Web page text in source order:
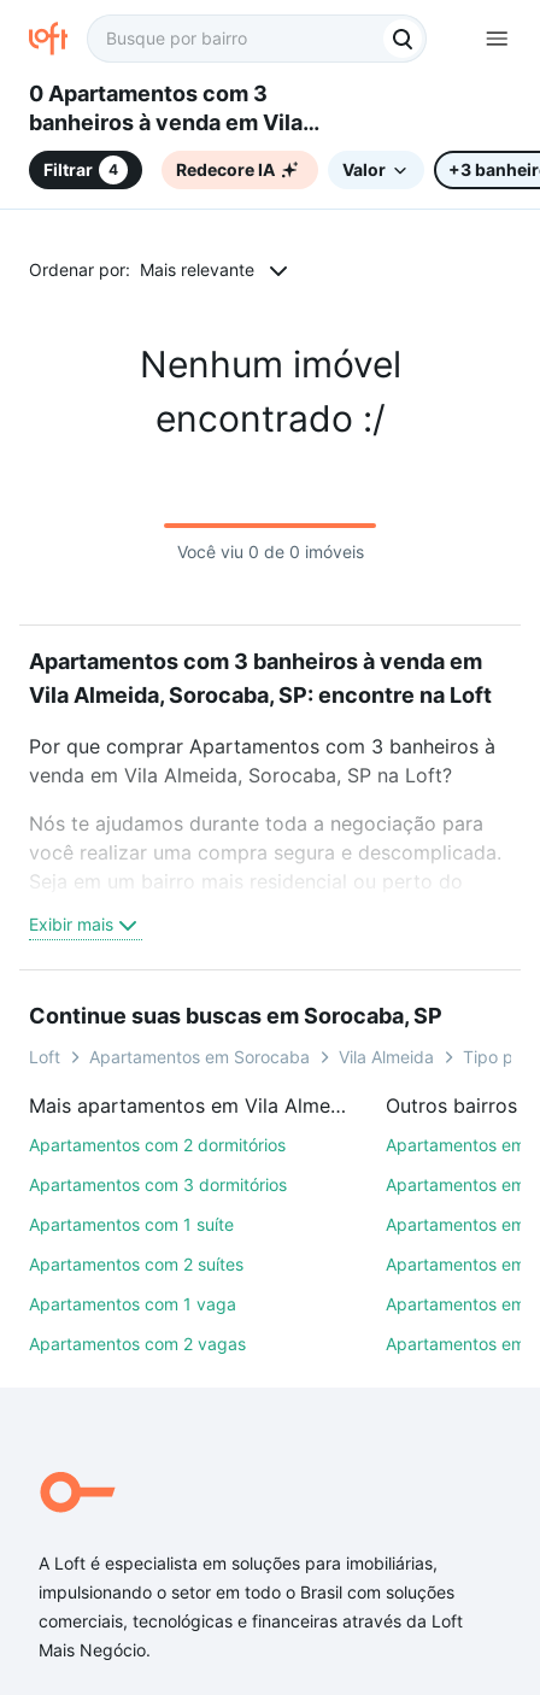
0 Apartamentos com 3
banheiros à venda em Vila
Almeida, Sorocaba, SP
Filtrar 4 Redecore IA Valor +3
Ordenar por: Mais relevante
Nenhum imóvel
encontrado :/
Você viu 0 de 0 imóveis
Apartamentos com 3 banheiros à venda em
Vila Almeida, Sorocaba, SP: encontre na Loft
Por que comprar Apartamentos com 3 banheiros à
venda em Vila Almeida, Sorocaba, SP na Loft?
Nós te ajudamos durante toda a negociação para
você realizar uma compra segura e descomplicada.
Seja em um bairro mais residencial ou perto do
oferta ideal de Apartamentos com 3 banheiros à
venda em Vila Almeida, Sorocaba, SP para
ou por videochamada, é grátis, sem compromisso e
você ainda conta com mais de 46 mil corretores e
de imóveis.
Como escolher um imóvel?
ruas, bairros e até condomínios favoritos. Você
também pode usar os filtros como quantidade de
quartos, suítes, com ou sem vaga de garagem para
comodidades, como piscina, academia, salão de
Qual o preço de Apartamentos com 3 banheiros à
venda em Vila Almeida, Sorocaba, SP?
Aqui na Loft temos a oferta ideal para você, com
Apartamentos com 3 banheiros à venda em Vila
Almeida, Sorocaba, SP que custam a partir de R$ 0
e com nossas opções de financiamento imobiliário
Exibir mais
Continue suas buscas em Sorocaba, SP
Loft Apartamentos em Sorocaba Vila Almeida Tipo
Mais apartamentos em Vila Almeida
Apartamentos com 2 dormitórios
Apartamentos com 3 dormitórios
Apartamentos com 1 suíte
Apartamentos com 2 suítes
Apartamentos com 1 vaga
Apartamentos com 2 vagas
Outros bairros
Apartamentos em
Apartamentos em
Apartamentos em
Apartamentos em
Apartamentos em
Apartamentos em
A Loft é especialista em soluções para imobiliárias,
impulsionando o setor em todo o Brasil com soluções
comerciais, tecnológicas e financeiras através da Loft
Mais Negócio.